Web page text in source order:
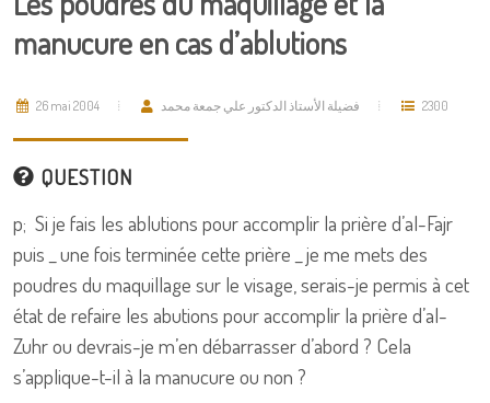
manucure en cas d’ablutions
26 mai 2004 فضيلة الأستاذ الدكتور علي جمعة محمد 2300
QUESTION
p; Si je fais les ablutions pour accomplir la prière d’al-Fajr
puis _ une fois terminée cette prière _ je me mets des
poudres du maquillage sur le visage, serais-je permis à cet
état de refaire les abutions pour accomplir la prière d’al-
Zuhr ou devrais-je m’en débarrasser d’abord ? Cela
s’applique-t-il à la manucure ou non ?